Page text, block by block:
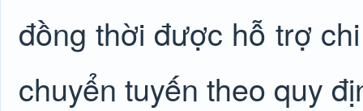
đồng thời được hỗ trợ
chuyển tuyến theo quy